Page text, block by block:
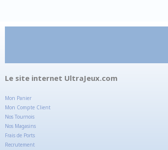
Le site internet UltraJeux.com
Mon Panier
Mon Compte Client
Nos Tournois
Nos Magasins
Frais de Ports
Recrutement